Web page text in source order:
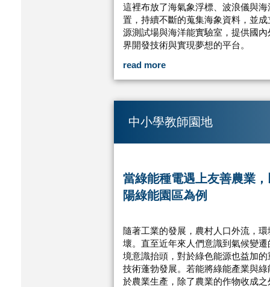
這裡布放了海氣象浮標、波浪儀與海
置，持續不斷的蒐集海象資料，並
源測試場與海洋能實驗室，提供國內
界開發技術與實現夢想的平台。
read more
中小學教師園地
當綠能種電遇上友善農業
陽綠能園區為例
隨著工業的發展，農村人口外流，環
壞。直至近年來人們意識到氣候變
境意識抬頭，對於綠色能源也益加的
技術蓬勃發展。若能將綠能產業與綠
於農業生產，除了農業的作物收成之